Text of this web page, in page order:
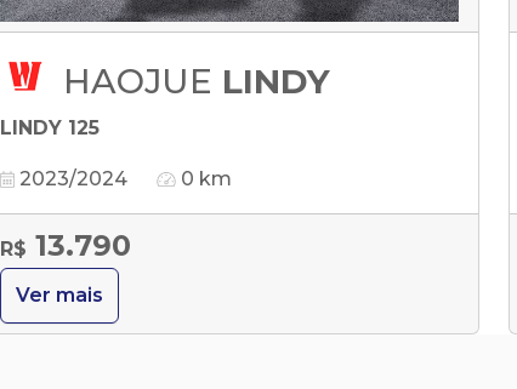
HAOJUE LINDY
LINDY 125
2023/2024 0 km
R$ 13.790
Ver mais